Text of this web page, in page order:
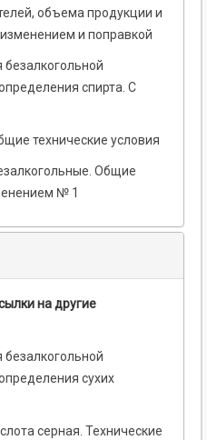
объема продукции и
и поправкой
спирта. С
технические условия
Общие
№ 1
на другие
сухих
серная. Технические